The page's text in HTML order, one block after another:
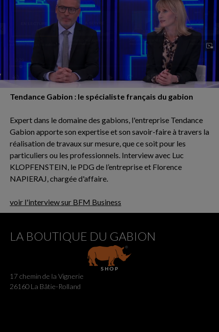
Tendance Gabion : le spécialiste français du gabion
Expert dans le domaine des gabions, l'entreprise Tendance
Gabion apporte son expertise et son savoir-faire à travers la
réalisation de travaux sur mesure, que ce soit pour les
particuliers ou les professionnels. Interview avec Luc
KLOPFENSTEIN, le PDG de l’entreprise et Florence
NAPIERAJ, chargée d'affaire.
voir l'interview sur BFM Business
LA BOUTIQUE DU GABION
17 chemin de la Vignerie
26160 La Bâtie-Rolland